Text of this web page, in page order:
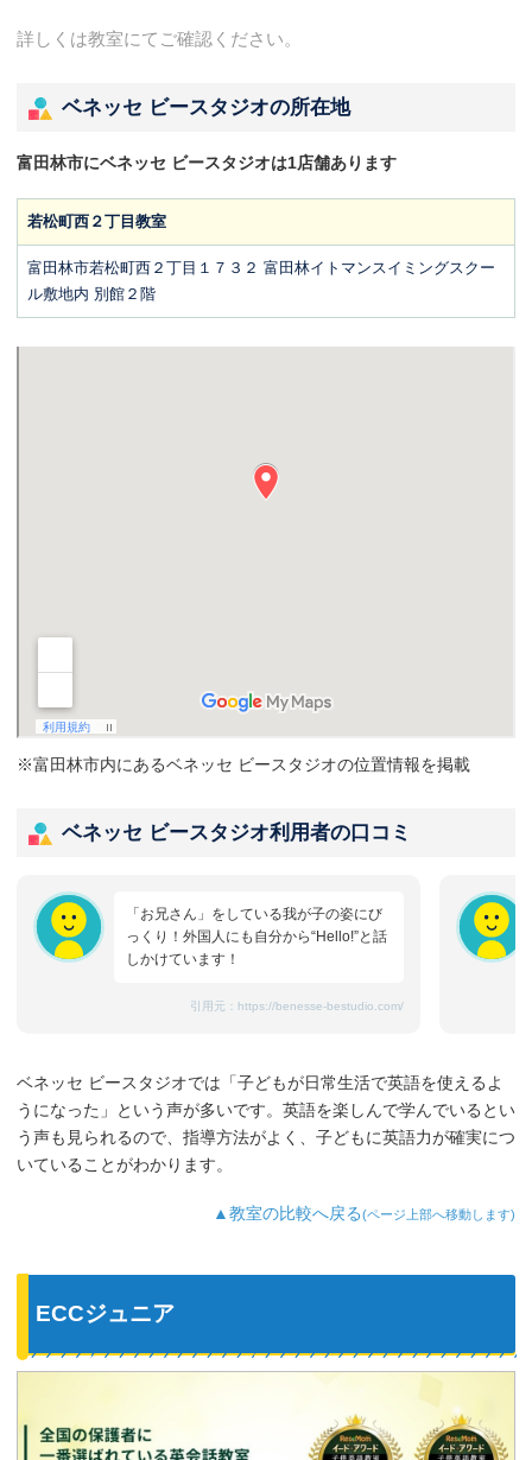
詳しくは教室にてご確認ください。
ベネッセ ビースタジオの所在地
富田林市にベネッセ ビースタジオは1店舗あります
若松町西２丁目教室
富田林市若松町西２丁目１７３２ 富田林イトマンスイミングスクー
ル敷地内 別館２階
※富田林市内にあるベネッセ ビースタジオの位置情報を掲載
ベネッセ ビースタジオ利用者の口コミ
「お兄さん」をしている我が子の姿にび
っくり！外国人にも自分から“Hello!”と話
しかけています！
引用元： https://benesse-bestudio.com/
ベネッセ ビースタジオでは「子どもが日常生活で英語を使えるよ
うになった」という声が多いです。英語を楽しんで学んでいるとい
う声も見られるので、指導方法がよく、子どもに英語力が確実につ
いていることがわかります。
▲教室の比較へ戻る(ページ上部へ移動します)
ECCジュニア